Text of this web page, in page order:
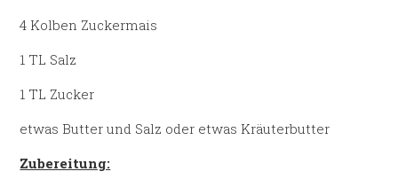
4 Kolben Zuckermais
1 TL Salz
1 TL Zucker
etwas Butter und Salz oder etwas Kräuterbutter
Zubereitung: